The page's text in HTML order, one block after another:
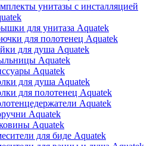
унитазы с инсталляцией
для унитаза Aquatek
для полотенец Aquatek
для душа Aquatek
Aquatek
Aquatek
для душа Aquatek
для полотенец Aquatek
Aquatek
Aquatek
Aquatek
для биде Aquatek